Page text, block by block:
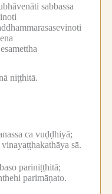
sabbassa
niṭṭhitā.
ca vuḍḍhiyā;
sā.
pariniṭṭhitā;
parimāṇato.